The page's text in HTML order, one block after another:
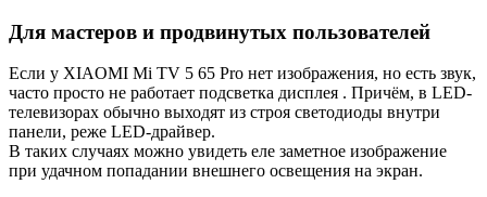
Для мастеров и продвинутых пользователей
Если у XIAOMI Mi TV 5 65 Pro нет изображения, но есть звук,
часто просто не работает подсветка дисплея . Причём, в LED-
телевизорах обычно выходят из строя светодиоды внутри
панели, реже LED-драйвер.
В таких случаях можно увидеть еле заметное изображение
при удачном попадании внешнего освещения на экран.